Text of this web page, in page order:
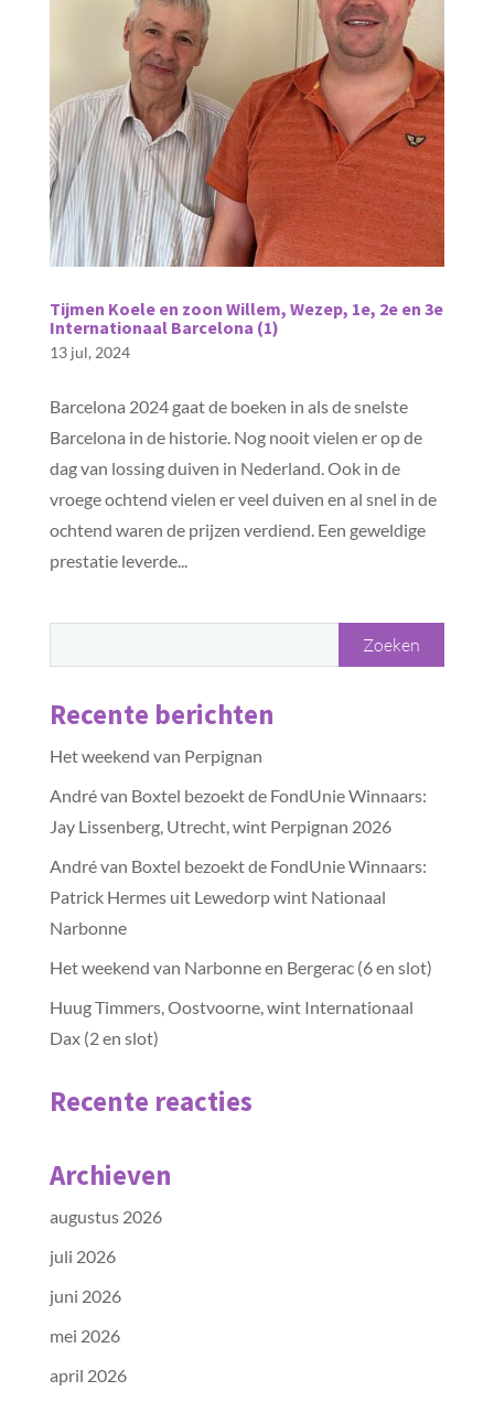
Tijmen Koele en zoon Willem, Wezep, 1e, 2e en 3e
Internationaal Barcelona (1)
13 jul, 2024
Barcelona 2024 gaat de boeken in als de snelste
Barcelona in de historie. Nog nooit vielen er op de
dag van lossing duiven in Nederland. Ook in de
vroege ochtend vielen er veel duiven en al snel in de
ochtend waren de prijzen verdiend. Een geweldige
prestatie leverde...
Recente berichten
Het weekend van Perpignan
André van Boxtel bezoekt de FondUnie Winnaars:
Jay Lissenberg, Utrecht, wint Perpignan 2026
André van Boxtel bezoekt de FondUnie Winnaars:
Patrick Hermes uit Lewedorp wint Nationaal
Narbonne
Het weekend van Narbonne en Bergerac (6 en slot)
Huug Timmers, Oostvoorne, wint Internationaal
Dax (2 en slot)
Recente reacties
Archieven
augustus 2026
juli 2026
juni 2026
mei 2026
april 2026